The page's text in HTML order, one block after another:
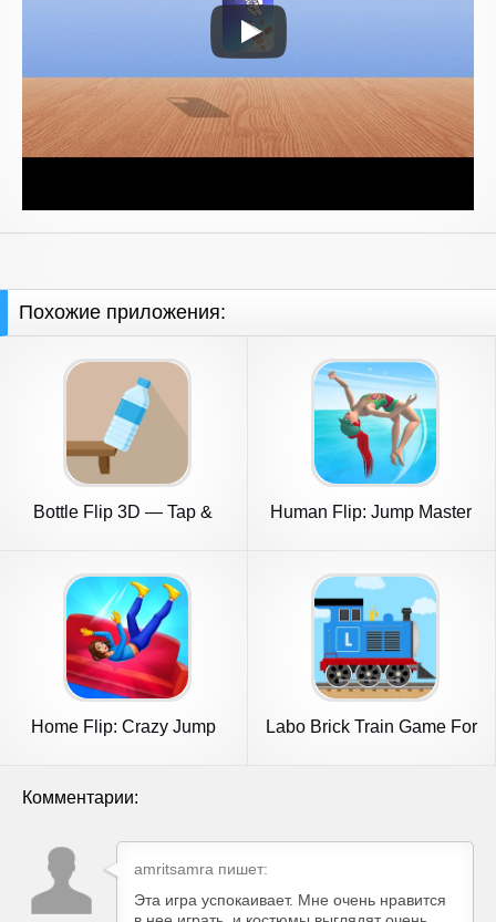
Похожие приложения:
Bottle Flip 3D — Tap &
Human Flip: Jump Master
Home Flip: Crazy Jump
Labo Brick Train Game For
Комментарии:
amritsamra пишет:
Эта игра успокаивает. Мне очень нравится